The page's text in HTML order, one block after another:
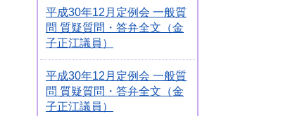
平成30年12月定例会 一般質
問 質疑質問・答弁全文（金
子正江議員）
平成30年12月定例会 一般質
問 質疑質問・答弁全文（金
子正江議員）